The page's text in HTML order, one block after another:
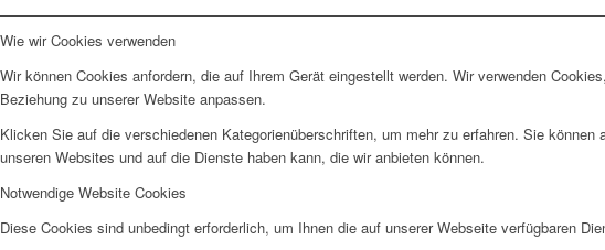
Wie wir Cookies verwenden
Wir können Cookies anfordern, die auf Ihrem Gerät eingestellt werden. Wir verwenden
Beziehung zu unserer Website anpassen.
Klicken Sie auf die verschiedenen Kategorienüberschriften, um mehr zu erfahren. Sie
unseren Websites und auf die Dienste haben kann, die wir anbieten können.
Notwendige Website Cookies
Diese Cookies sind unbedingt erforderlich, um Ihnen die auf unserer Webseite verfügbaren